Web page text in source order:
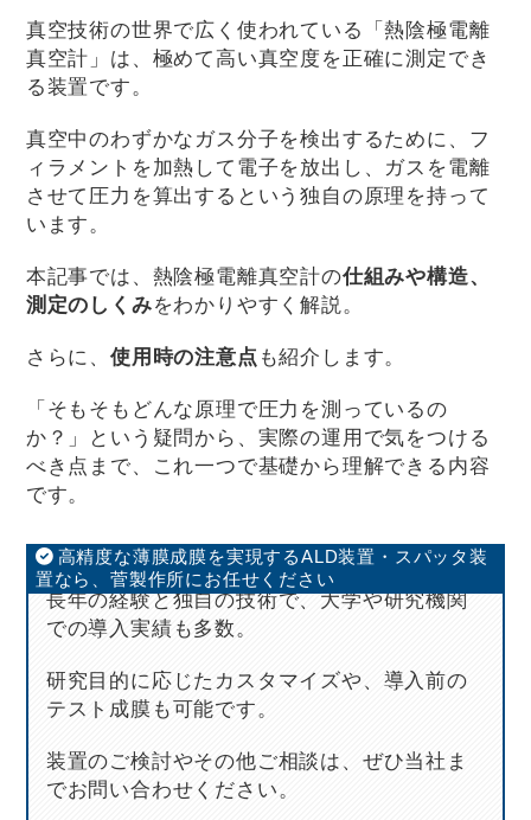
真空技術の世界で広く使われている「熱陰極電離
真空計」は、極めて高い真空度を正確に測定でき
る装置です。
真空中のわずかなガス分子を検出するために、フ
ィラメントを加熱して電子を放出し、ガスを電離
させて圧力を算出するという独自の原理を持って
います。
本記事では、熱陰極電離真空計の仕組みや構造、
測定のしくみをわかりやすく解説。
さらに、使用時の注意点 も紹介します。
「そもそもどんな原理で圧力を測っているの
か？」という疑問から、実際の運用で気をつける
べき点まで、これ一つで基礎から理解できる内容
です。
高精度な薄膜成膜を実現するALD装置・スパッタ装
置なら、菅製作所にお任せください
長年の経験と独自の技術で、大学や研究機関
での導入実績も多数。
研究目的に応じたカスタマイズや、導入前の
テスト成膜も可能です。
装置のご検討やその他ご相談は、ぜひ当社ま
でお問い合わせください。